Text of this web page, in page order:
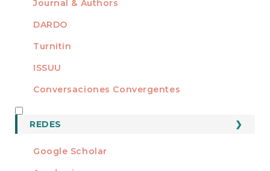
Journal & Authors
DARDO
Turnitin
ISSUU
Conversaciones Convergentes
REDES
Google Scholar